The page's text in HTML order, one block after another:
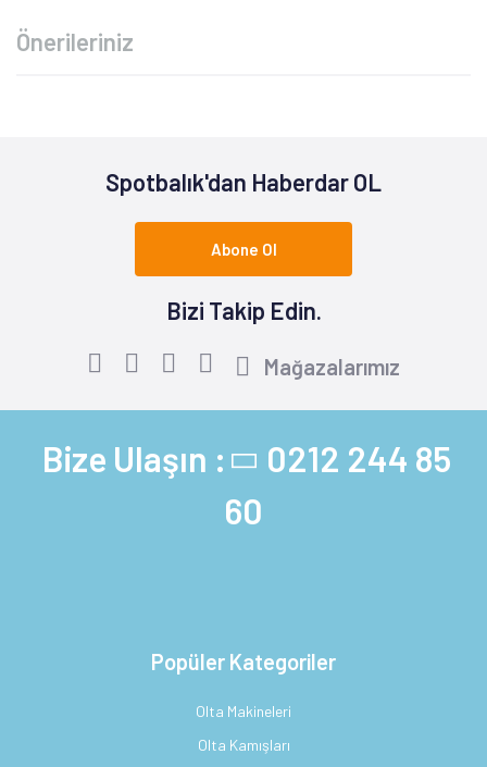
Önerileriniz
Spotbalık'dan Haberdar OL
Abone Ol
Bizi Takip Edin.
Mağazalarımız
Bize Ulaşın : 0212 244 85
60
Popüler Kategoriler
Olta Makineleri
Olta Kamışları